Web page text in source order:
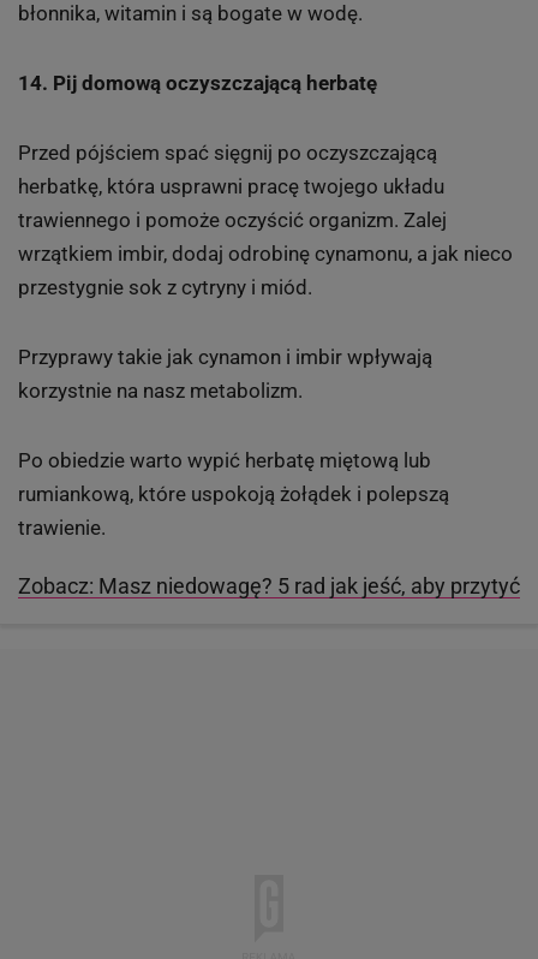
błonnika, witamin i są bogate w wodę.
14. Pij domową oczyszczającą herbatę
Przed pójściem spać sięgnij po oczyszczającą
herbatkę, która usprawni pracę twojego układu
trawiennego i pomoże oczyścić organizm. Zalej
wrzątkiem imbir, dodaj odrobinę cynamonu, a jak nieco
przestygnie sok z cytryny i miód.
Przyprawy takie jak cynamon i imbir wpływają
korzystnie na nasz metabolizm.
Po obiedzie warto wypić herbatę miętową lub
rumiankową, które uspokoją żołądek i polepszą
trawienie.
Zobacz: Masz niedowagę? 5 rad jak jeść, aby przytyć